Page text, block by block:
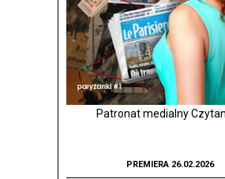
Patronat medialny
PREMIERA 26.02.2026